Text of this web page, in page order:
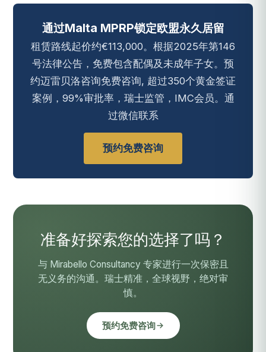
通过Malta MPRP锁定欧盟永久居留
租赁路线起价约€113,000。根据2025年第146
号法律公告，免费包含配偶及未成年子女。预
约迈雷贝洛咨询免费咨询, 超过350个黄金签证
案例，99%审批率，瑞士监管，IMC会员。通
过微信联系
预约免费咨询
准备好探索您的选择了吗？
与 Mirabello Consultancy 专家进行一次保密且
无义务的沟通。瑞士精准，全球视野，绝对审
慎。
预约免费咨询